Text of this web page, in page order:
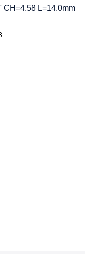
CH=4.58 L=14.0mm